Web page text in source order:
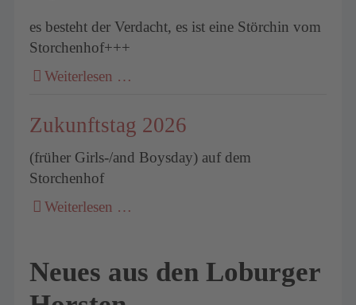
es besteht der Verdacht, es ist eine Störchin vom
Storchenhof+++
Weiterlesen …
Zukunftstag 2026
(früher Girls-/and Boysday) auf dem
Storchenhof
Weiterlesen …
Neues aus den Loburger